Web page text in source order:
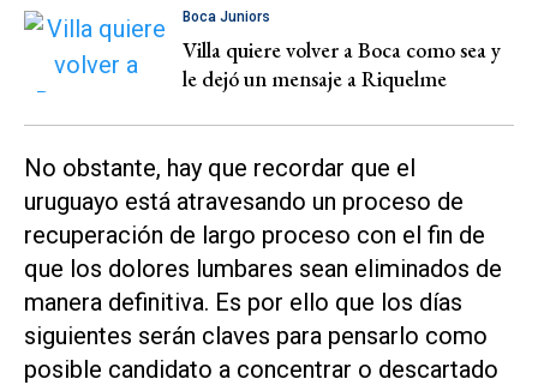
Boca Juniors
Villa quiere volver a Boca como sea y
le dejó un mensaje a Riquelme
No obstante, hay que recordar que el
uruguayo está atravesando un proceso de
recuperación de largo proceso con el fin de
que los dolores lumbares sean eliminados de
manera definitiva. Es por ello que los días
siguientes serán claves para pensarlo como
posible candidato a concentrar o descartado